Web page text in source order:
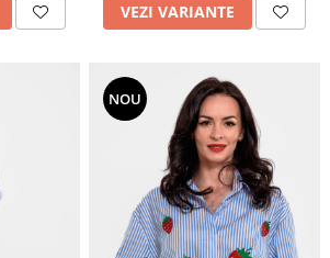
VEZI VARIANTE
NOU